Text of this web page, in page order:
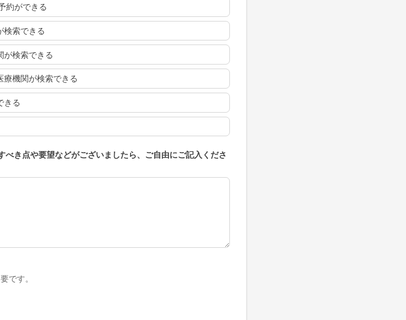
約ができる
検索できる
が検索できる
療機関が検索できる
きる
べき点や要望などがございましたら、ご自由にご記入くださ
き点や要望などがございましたら、ご自由にご記入ください
です。